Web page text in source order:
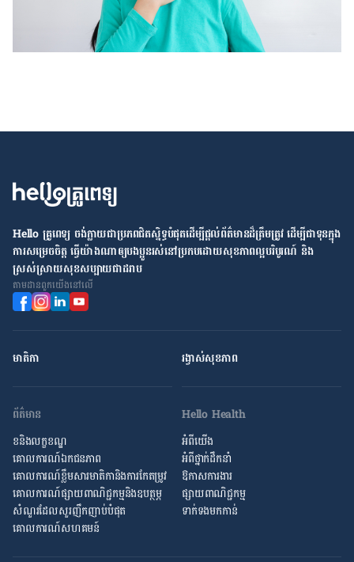
Hello គ្រូពេទ្យ ​ចង់​ក្លាយ​ជា​ប្រភព​ជិតស្និទ្ធបំផុតដើម្បី​ផ្ដល់​ព័ត៌មាន​ដ៏​ត្រឹមត្រូវ​ ដើម្បី​ជា​ទុន​ក្នុង​
ការ​សម្រេច​ចិត្ត ធ្វើ​យ៉ាង​ណា​ឲ្យ​បងប្អូន​រស់នៅ​ប្រកប​ដោយ​សុខភាព​ល្អ​បរិបូរណ៍ និង​
ស្រស់ស្រាយ​សុខសប្បាយ​ជា​ដរាប
តាម​ដាន​ពួក​យើង​នៅ​លើ
មាតិកា រង្វាស់​សុខភាព
ព័ត៌មាន
ខនិងលក្ខខណ្ឌ
គោលការណ៍ឯកជនភាព
គោលការណ៍​ខ្លឹម​សារ​មាតិកា​និង​ការ​កែតម្រូវ
គោលការណ៍ផ្សាយពាណិជ្ជកម្មនិងឧបត្ថម្ភ
សំណួរ​ដែល​សួរ​ញឹកញាប់​បំផុត
គោលការណ៍​សហគមន៍
Hello Health
អំពីយើង
អំពី​ថ្នាក់ដឹកនាំ
ឱកាស​ការងារ
ផ្សាយពាណិជ្ជកម្ម
ទាក់ទងមកកាន់